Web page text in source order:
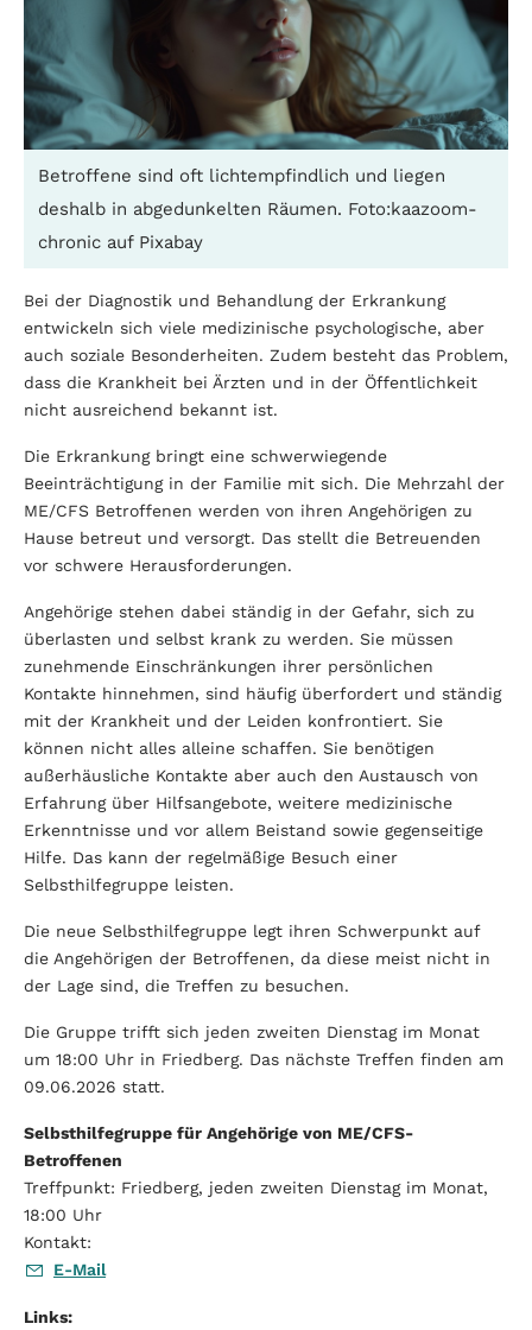
Betroffene sind oft lichtempfindlich und liegen
deshalb in abgedunkelten Räumen. Foto:kaazoom-
chronic auf Pixabay
Bei der Diagnostik und Behandlung der Erkrankung
entwickeln sich viele medizinische psychologische, aber
auch soziale Besonderheiten. Zudem besteht das Problem,
dass die Krankheit bei Ärzten und in der Öffentlichkeit
nicht ausreichend bekannt ist.
Die Erkrankung bringt eine schwerwiegende
Beeinträchtigung in der Familie mit sich. Die Mehrzahl der
ME/CFS Betroffenen werden von ihren Angehörigen zu
Hause betreut und versorgt. Das stellt die Betreuenden
vor schwere Herausforderungen.
Angehörige stehen dabei ständig in der Gefahr, sich zu
überlasten und selbst krank zu werden. Sie müssen
zunehmende Einschränkungen ihrer persönlichen
Kontakte hinnehmen, sind häufig überfordert und ständig
mit der Krankheit und der Leiden konfrontiert. Sie
können nicht alles alleine schaffen. Sie benötigen
außerhäusliche Kontakte aber auch den Austausch von
Erfahrung über Hilfsangebote, weitere medizinische
Erkenntnisse und vor allem Beistand sowie gegenseitige
Hilfe. Das kann der regelmäßige Besuch einer
Selbsthilfegruppe leisten.
Die neue Selbsthilfegruppe legt ihren Schwerpunkt auf
die Angehörigen der Betroffenen, da diese meist nicht in
der Lage sind, die Treffen zu besuchen.
Die Gruppe trifft sich jeden zweiten Dienstag im Monat
um 18:00 Uhr in Friedberg. Das nächste Treffen finden am
09.06.2026 statt.
Selbsthilfegruppe für Angehörige von ME/CFS-
Betroffenen
Treffpunkt: Friedberg, jeden zweiten Dienstag im Monat,
18:00 Uhr
Kontakt:
E-Mail
Links: